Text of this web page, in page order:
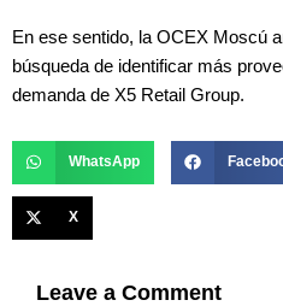
En ese sentido, la OCEX Moscú
búsqueda de identificar más
demanda de X5 Retail Group.
WhatsApp
X
Leave a Comment